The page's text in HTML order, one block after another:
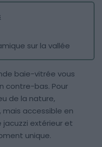
sur la vallée
baie-vitrée vous
contre-bas. Pour
de la nature,
accessible en
extérieur et
unique.